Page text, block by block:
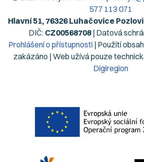
577 113 071
Hlavní 51, 76326 Luhačovice
DIČ: CZ00568708 | Datová
Prohlášení o přístupnosti | Použití
zakázáno | Web užívá pouze
Digiregion